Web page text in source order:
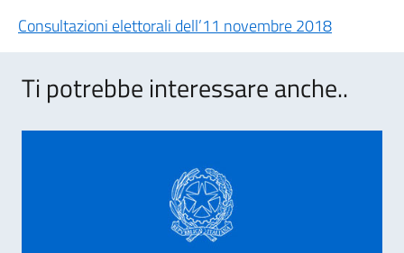
Consultazioni elettorali dell’11 novembre 2018
Ti potrebbe interessare anche..